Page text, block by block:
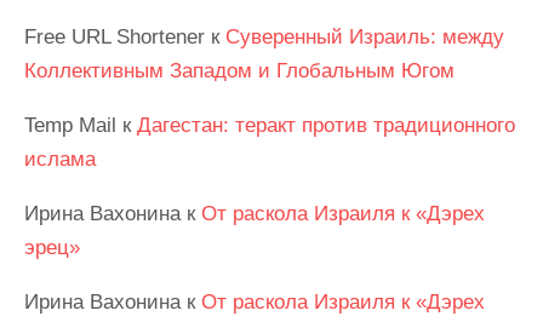
Free URL Shortener к Суверенный Израиль: между
Коллективным Западом и Глобальным Югом
Temp Mail к Дагестан: теракт против традиционного
ислама
Ирина Вахонинак От раскола Израиля к «Дэрех
эрец»
Ирина Вахонинак От раскола Израиля к «Дэрех